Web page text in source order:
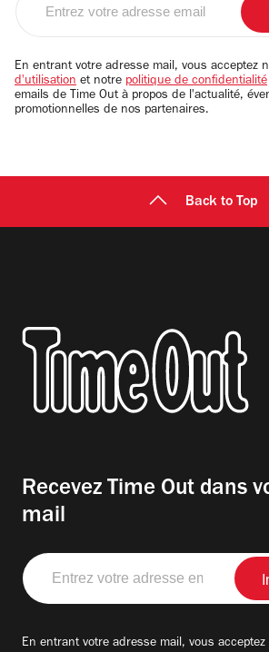
email
En entrant votre adresse mail, vous acceptez
d'utilisation et notre politique de confidentialité
emails de Time Out à propos de l'actualité,
promotionnelles de nos partenaires.
Back to Top
Recevez Time Out dans
mail
Entrez
votre
adresse
En entrant votre adresse mail, vous acceptez